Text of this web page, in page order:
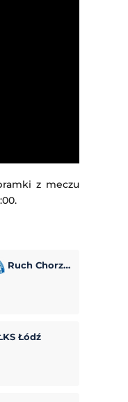
z meczu
Ruch Chorzów
Łódź